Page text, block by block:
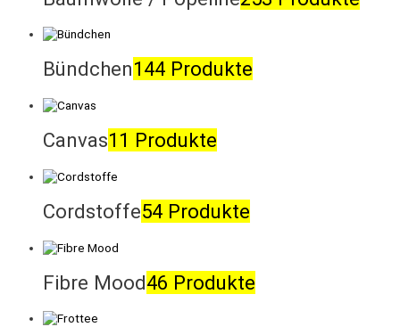
Bündchen144 Produkte
Canvas11 Produkte
Cordstoffe54 Produkte
Fibre Mood46 Produkte